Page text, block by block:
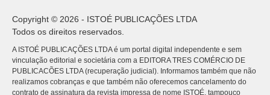
Copyright © 2026 - ISTOÉ PUBLICAÇÕES LTDA
Todos os direitos reservados.
A ISTOÉ PUBLICAÇÕES LTDA é um portal digital independente e sem
vinculação editorial e societária com a EDITORA TRES COMÉRCIO DE
PUBLICACÕES LTDA (recuperação judicial). Informamos também que não
realizamos cobranças e que também não oferecemos cancelamento do
contrato de assinatura da revista impressa de nome ISTOÉ, tampouco